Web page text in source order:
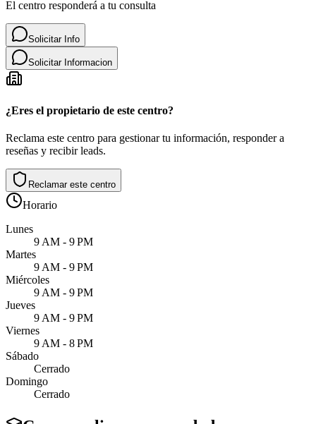
El centro responderá a tu consulta
Solicitar Info
Solicitar Informacion
¿Eres el propietario de este centro?
Reclama este centro para gestionar tu información, responder a
reseñas y recibir leads.
Reclamar este centro
Horario
Lunes
9 AM - 9 PM
Martes
9 AM - 9 PM
Miércoles
9 AM - 9 PM
Jueves
9 AM - 9 PM
Viernes
9 AM - 8 PM
Sábado
Cerrado
Domingo
Cerrado